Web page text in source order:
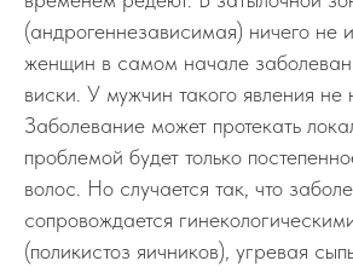
(андрогеннезависимая) ничего не
женщин в самом начале
виски. У мужчин такого явления не
Заболевание может протекать
проблемой будет только
волос. Но случается так, что
сопровождается
(поликистоз яичников), угревая
Запись на консультацию